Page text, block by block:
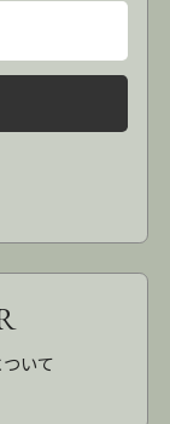
いて